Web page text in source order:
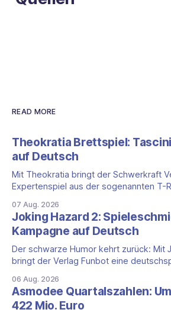
READ MORE
Theokratia Brettspiel:
auf Deutsch
Mit Theokratia bringt der Schwerkraft
Expertenspiel aus der sogenannten T-
Tekhenu und Tzolk'in gehören. Der
ungewöhnlicher Perspektivwechsel:
eigene Zivilisation, sondern eine
außerirdische Gottheit, die vier
07 Aug. 2026
Joking Hazard 2:
Kampagne auf Deutsch
Der schwarze Humor kehrt zurück: Mit
bringt der Verlag Funbot eine
Happiness (Explosm) auf die
ein, was die Kampagne unter dem
Comics sind zurück!" bietet und wo sie
06 Aug. 2026
Asmodee Quartalszahlen:
422 Mio. Euro